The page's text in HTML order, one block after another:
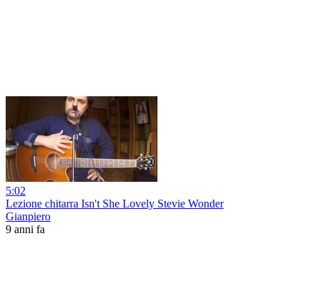
5:02
Lezione chitarra Isn't She Lovely Stevie Wonder
Gianpiero
9 anni fa